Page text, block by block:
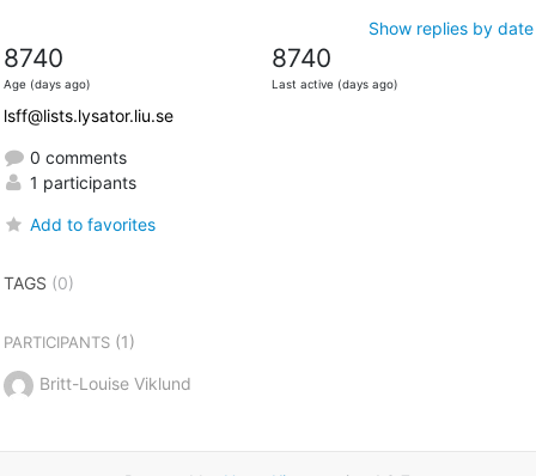
Show replies by date
8740
Age (days ago)
8740
Last active (days ago)
lsff@lists.lysator.liu.se
0 comments
1 participants
Add to favorites
TAGS (0)
PARTICIPANTS(1)
Britt-Louise Viklund